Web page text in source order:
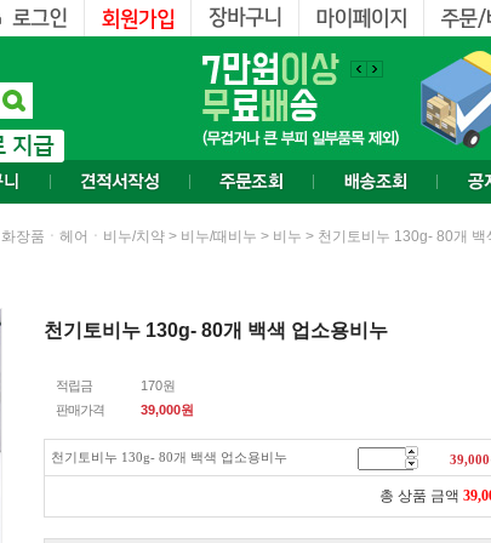
화장품ㆍ헤어ㆍ비누/치약 > 비누/때비누 > 비누 > 천기토비누 130g- 80개 백
천기토비누 130g- 80개 백색 업소용비누
적립금
170원
판매가격
39,000원
천기토비누 130g- 80개 백색 업소용비누 39,000
총 상품 금액